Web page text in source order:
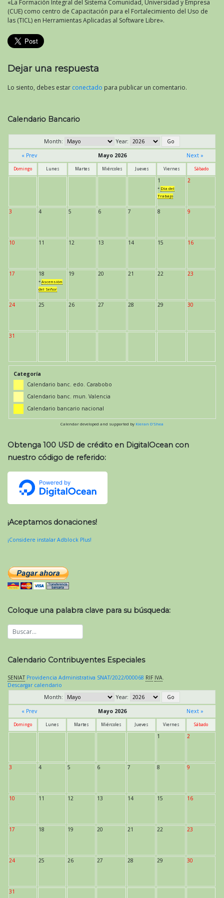
«La Formación Integral del Sistema Comunidad, Universidad y Empresa
(CUE) como centro de Capacitación para el Fortalecimiento del Uso de
las (TICL) en Herramientas Aplicadas al Software Libre».
Dejar una respuesta
Lo siento, debes estar conectado para publicar un comentario.
Calendario Bancario
Month:
Year:
« Prev
Mayo 2026 Next »
Domingo Lunes Martes Miércoles Jueves Viernes Sábado
1
* Día del
Trabajo
2
3 4 5 6 7 8 9
10 11 12 13 14 15 16
17 18
* Ascensión
del Señor
19 20 21 22 23
24 25 26 27 28 29 30
31
Categoría
Calendario banc. edo. Carabobo
Calendario banc. mun. Valencia
Calendario bancario nacional
Calendar developed and supported by Kieran O'Shea
Obtenga 100 USD de crédito en DigitalOcean con
nuestro código de referido:
¡Aceptamos donaciones!
¡Considere instalar Adblock Plus!
Coloque una palabra clave para su búsqueda:
Calendario Contribuyentes Especiales
SENIAT Providencia Administrativa SNAT/2022/000068 RIF IVA
Descargar calendario
Month:
Year:
« Prev
Mayo 2026 Next »
Domingo Lunes Martes Miércoles Jueves Viernes Sábado
1 2
3 4 5 6 7 8 9
10 11 12 13 14 15 16
17 18 19 20 21 22 23
24 25 26 27 28 29 30
31